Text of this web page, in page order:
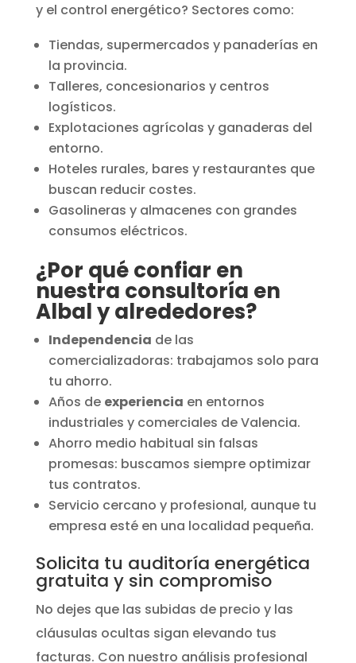
y el control energético? Sectores como:
Tiendas, supermercados y panaderías en
la provincia.
Talleres, concesionarios y centros
logísticos.
Explotaciones agrícolas y ganaderas del
entorno.
Hoteles rurales, bares y restaurantes que
buscan reducir costes.
Gasolineras y almacenes con grandes
consumos eléctricos.
¿Por qué confiar en
nuestra consultoría en
Albal y alrededores?
Independencia de las
comercializadoras: trabajamos solo para
tu ahorro.
Años de experiencia en entornos
industriales y comerciales de Valencia.
Ahorro medio habitual sin falsas
promesas: buscamos siempre optimizar
tus contratos.
Servicio cercano y profesional, aunque tu
empresa esté en una localidad pequeña.
Solicita tu auditoría energética
gratuita y sin compromiso
No dejes que las subidas de precio y las
cláusulas ocultas sigan elevando tus
facturas. Con nuestro análisis profesional